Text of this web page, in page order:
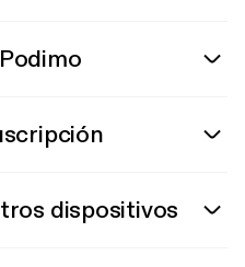
dispositivos